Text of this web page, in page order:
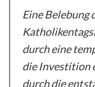
Eine Belebung
durch eine
die Investition
durch die